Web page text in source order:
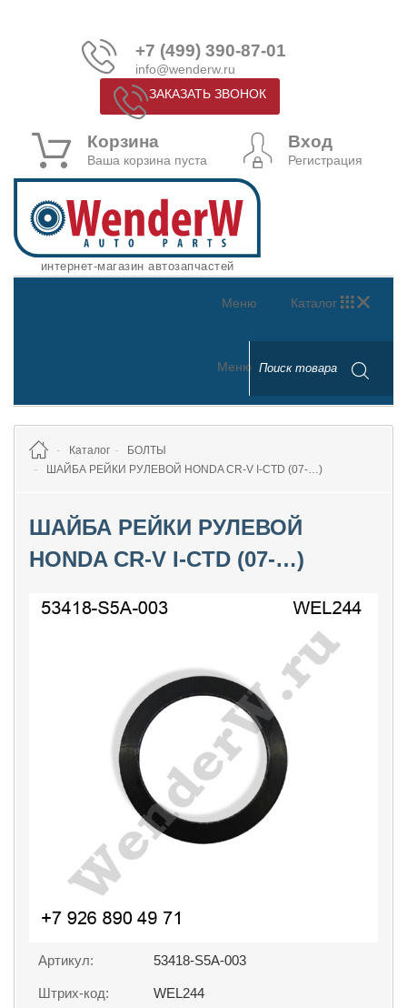
+7 (499) 390-87-01
info@wenderw.ru
ЗАКАЗАТЬ ЗВОНОК
Корзина
Ваша корзина пуста
Вход
Регистрация
интернет-магазин автозапчастей
Каталог
Меню
Меню
Каталог
БОЛТЫ
ШАЙБА РЕЙКИ РУЛЕВОЙ HONDA CR-V I-CTD (07-…)
ШАЙБА РЕЙКИ РУЛЕВОЙ
HONDA CR-V I-CTD (07-…)
Артикул: 53418-S5A-003
Штрих-код: WEL244